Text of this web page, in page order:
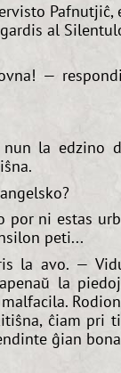
Pafnutjiĉ,
al
—
la edzino
por ni estas
peti...
la avo. —
la
ĉiam pri
ĝian